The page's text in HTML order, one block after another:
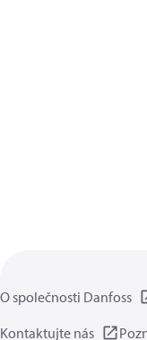
O společnosti Danfoss
Kontaktujte nás